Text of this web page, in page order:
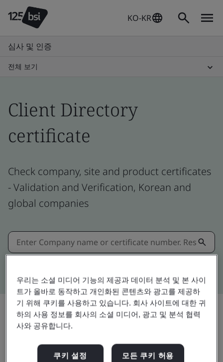
KO-KR
심사 및 인증
전체 보기
Client Directory
certificate
Check company, site and product certificates
- Validation and Verification, Korean and
global companies
우리는 소셜 미디어 기능의 제공과 데이터 분석 및 본 사이
트가 올바로 동작하고 개인화된 콘텐츠와 광고를 제공하
기 위해 쿠키를 사용하고 있습니다. 회사 사이트에 대한 귀
하의 사용 정보를 회사의 소셜 미디어, 광고 및 분석 협력
사와 공유합니다.
쿠키 설정 모든 쿠키 허용